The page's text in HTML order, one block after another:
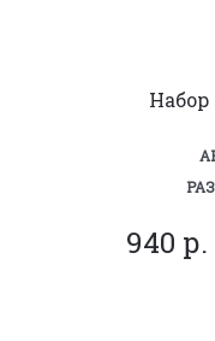
Набор
940 р.